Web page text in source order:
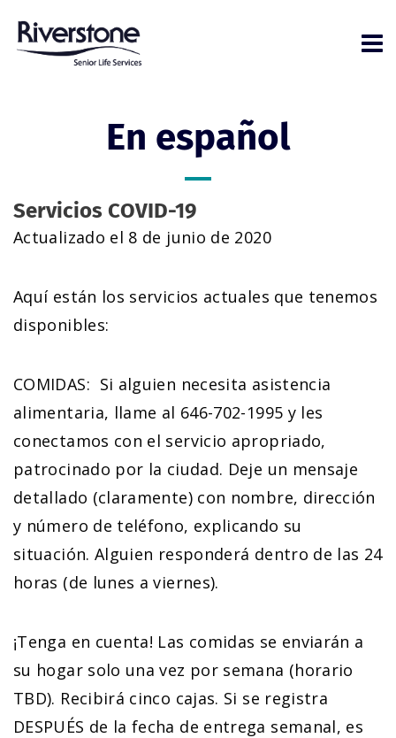
En español
Servicios COVID-19
Actualizado el 8 de junio de 2020
Aquí están los servicios actuales que tenemos
disponibles:
COMIDAS: Si alguien necesita asistencia
alimentaria, llame al 646-702-1995 y les
conectamos con el servicio apropriado,
patrocinado por la ciudad. Deje un mensaje
detallado (claramente) con nombre, dirección
y número de teléfono, explicando su
situación. Alguien responderá dentro de las 24
horas (de lunes a viernes).
¡Tenga en cuenta! Las comidas se enviarán a
su hogar solo una vez por semana (horario
TBD). Recibirá cinco cajas. Si se registra
DESPUÉS de la fecha de entrega semanal, es